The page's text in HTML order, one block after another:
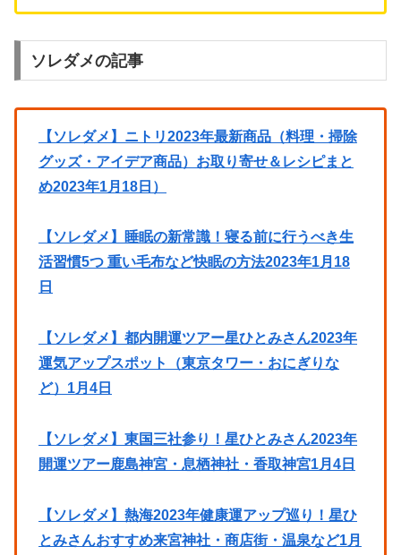
ソレダメの記事
【ソレダメ】ニトリ2023年最新商品（料理・掃除
グッズ・アイデア商品）お取り寄せ＆レシピまと
め2023年1月18日）
【ソレダメ】睡眠の新常識！寝る前に行うべき生
活習慣5つ 重い毛布など快眠の方法2023年1月18
日
【ソレダメ】都内開運ツアー星ひとみさん2023年
運気アップスポット（東京タワー・おにぎりな
ど）1月4日
【ソレダメ】東国三社参り！星ひとみさん2023年
開運ツアー鹿島神宮・息栖神社・香取神宮1月4日
【ソレダメ】熱海2023年健康運アップ巡り！星ひ
とみさんおすすめ来宮神社・商店街・温泉など1月